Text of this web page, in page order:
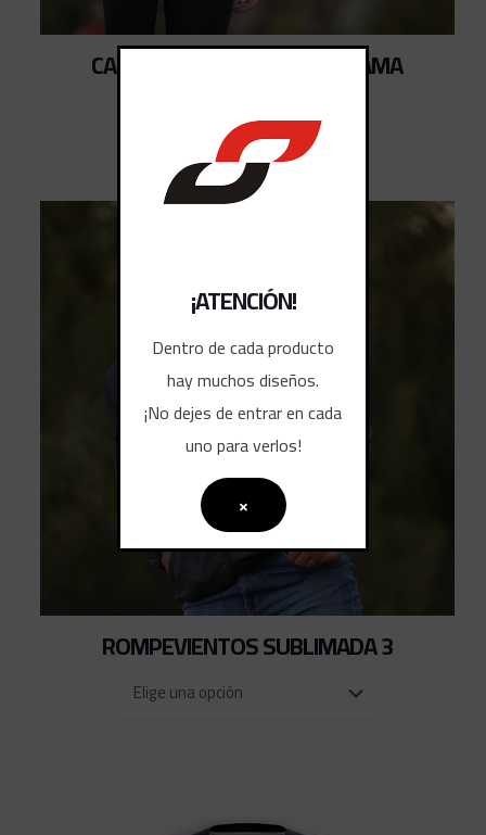
CAMISETAS TIEMPO LIBRE DAMA
ROMPEVIENTOS SUBLIMADA 3
¡ATENCIÓN!
Dentro de cada producto
hay muchos diseños.
¡No dejes de entrar en cada
uno para verlos!
×